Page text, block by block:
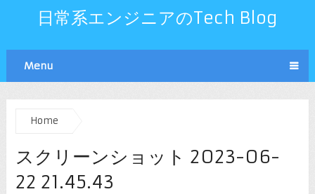
日常系エンジニアのTech Blog
Menu
Home
スクリーンショット 2023-06-
22 21.45.43